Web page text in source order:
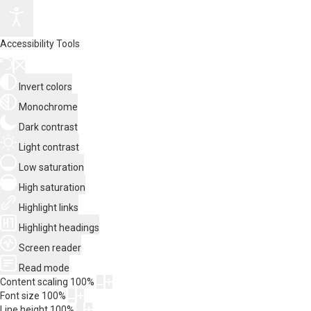
Accessibility Tools
Invert colors
Monochrome
Dark contrast
Light contrast
Low saturation
High saturation
Highlight links
Highlight headings
Screen reader
Read mode
Content scaling 100%
Font size 100%